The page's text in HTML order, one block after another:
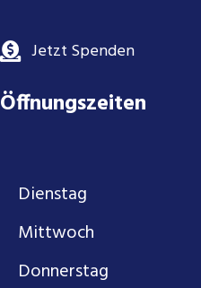
Jetzt Spenden
Öffnungszeiten
Dienstag
Mittwoch
Donnerstag